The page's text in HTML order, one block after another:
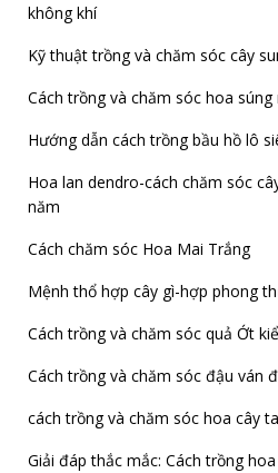
không khí
Kỹ thuật trồng và chăm sóc cây
Cách trồng và chăm sóc hoa súng
Hướng dẫn cách trồng bầu hồ lô
Hoa lan dendro-cách chăm sóc
năm
Cách chăm sóc Hoa Mai Trắng
Mệnh thổ hợp cây gì-hợp phong
Cách trồng và chăm sóc quả Ớt
Cách trồng và chăm sóc đậu ván
cách trồng và chăm sóc hoa cây
Giải đáp thắc mắc: Cách trồng